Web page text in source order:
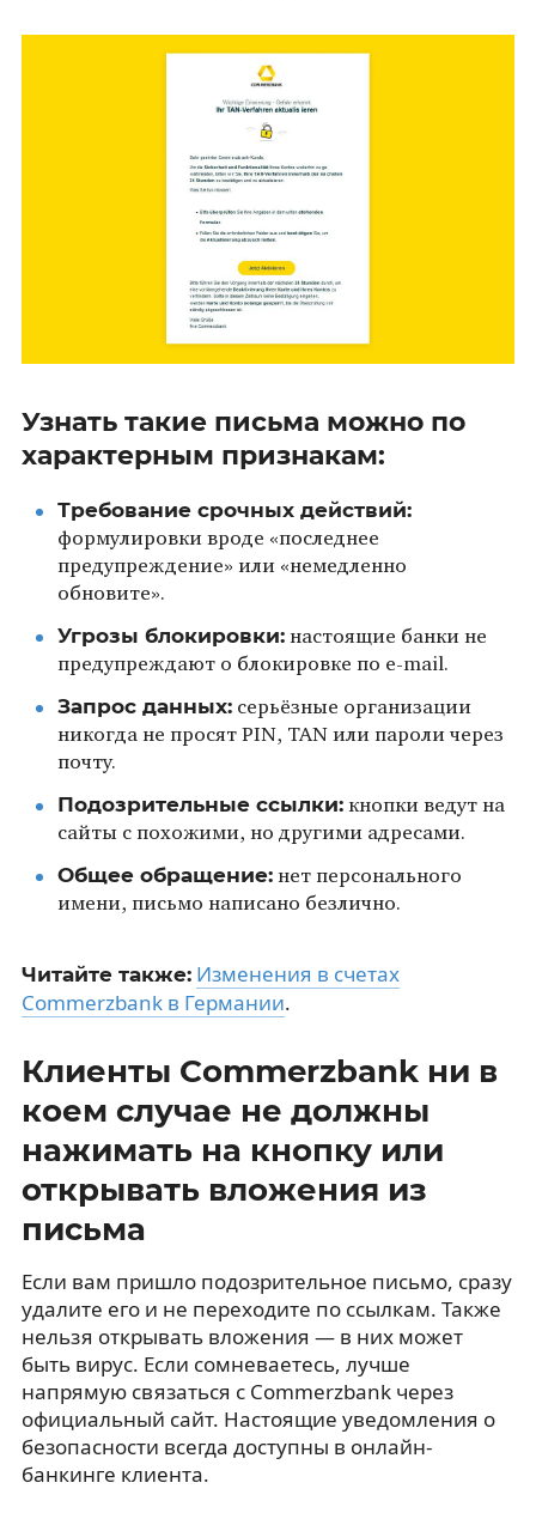
Узнать такие письма можно по
характерным признакам:
Требование срочных действий:
формулировки вроде «последнее
предупреждение» или «немедленно
обновите».
Угрозы блокировки:настоящие банки не
предупреждают о блокировке по e-mail.
Запрос данных:серьёзные организации
никогда не просят PIN, TAN или пароли через
почту.
Подозрительные ссылки:кнопки ведут на
сайты с похожими, но другими адресами.
Общее обращение:нет персонального
имени, письмо написано безлично.
Читайте также: Изменения в счетах
Commerzbank в Германии.
Клиенты Commerzbank ни в
коем случае не должны
нажимать на кнопку или
открывать вложения из
письма
Если вам пришло подозрительное письмо, сразу
удалите его и не переходите по ссылкам. Также
нельзя открывать вложения — в них может
быть вирус. Если сомневаетесь, лучше
напрямую связаться с Commerzbank через
официальный сайт. Настоящие уведомления о
безопасности всегда доступны в онлайн-
банкинге клиента.